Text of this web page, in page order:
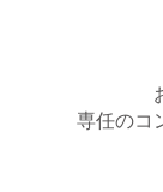
専任のコ